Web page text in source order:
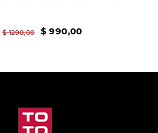
$ 1290,00 $ 990,00